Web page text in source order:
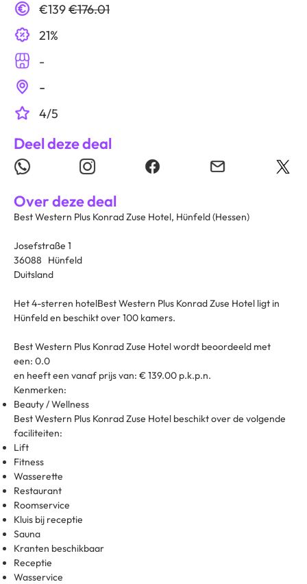
€139€176.01
21%
-
-
4/5
Deel deze deal
Over deze deal
Best Western Plus Konrad Zuse Hotel, Hünfeld (Hessen)
Josefstraße 1
36088 Hünfeld
Duitsland
Het 4-sterren hotelBest Western Plus Konrad Zuse Hotel ligt in
Hünfeld en beschikt over 100 kamers.
Best Western Plus Konrad Zuse Hotel wordt beoordeeld met
een: 0.0
en heeft een vanaf prijs van: € 139.00 p.k.p.n.
Kenmerken:
Beauty / Wellness
Best Western Plus Konrad Zuse Hotel beschikt over de volgende
faciliteiten:
Lift
Fitness
Wasserette
Restaurant
Roomservice
Kluis bij receptie
Sauna
Kranten beschikbaar
Receptie
Wasservice